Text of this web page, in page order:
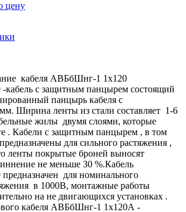
цену
кабеля АВБбШнг-1 1х120
с защитным панцырем состоящий
панцырь кабеля с
Ширина ленты из стали составляет 1-6
жилы двумя слоями, которые
. Кабели с защитным панцырем , в том
для сильного растяжения ,
ленты покрытые броней выносят
не меньше 30 %.Кабель
для номинального
в 1000В, монтажные работы
на не двигающихся установках .
кабеля АВБбШнг-1 1х120А -